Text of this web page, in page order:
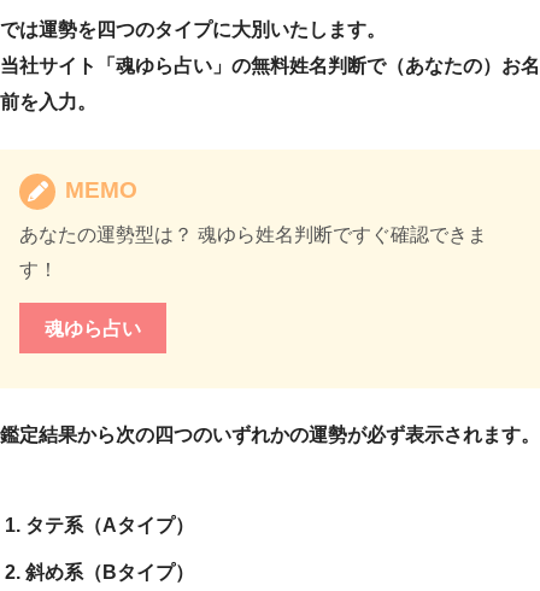
では運勢を四つのタイプに大別いたします。
当社サイト「魂ゆら占い」の無料姓名判断で（あなたの）お名
前を入力。
MEMO
あなたの運勢型は？ 魂ゆら姓名判断ですぐ確認できま
す！
魂ゆら占い
鑑定結果から次の四つのいずれかの運勢が必ず表示されます。
タテ系（Aタイプ）
斜め系（Bタイプ）